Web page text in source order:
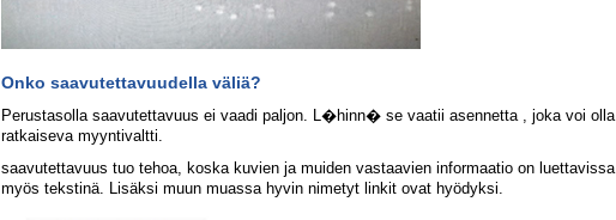
Onko saavutettavuudella väliä?
Perustasolla saavutettavuus ei vaadi paljon. L�hinn� se vaatii asennetta , joka voi olla
ratkaiseva myyntivaltti.
saavutettavuus tuo tehoa, koska kuvien ja muiden vastaavien informaatio on luettavissa
myös tekstinä. Lisäksi muun muassa hyvin nimetyt linkit ovat hyödyksi.